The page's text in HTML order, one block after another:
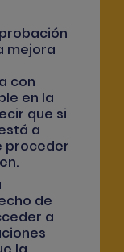
mejora
con
en la
que si
a
proceder
de
a